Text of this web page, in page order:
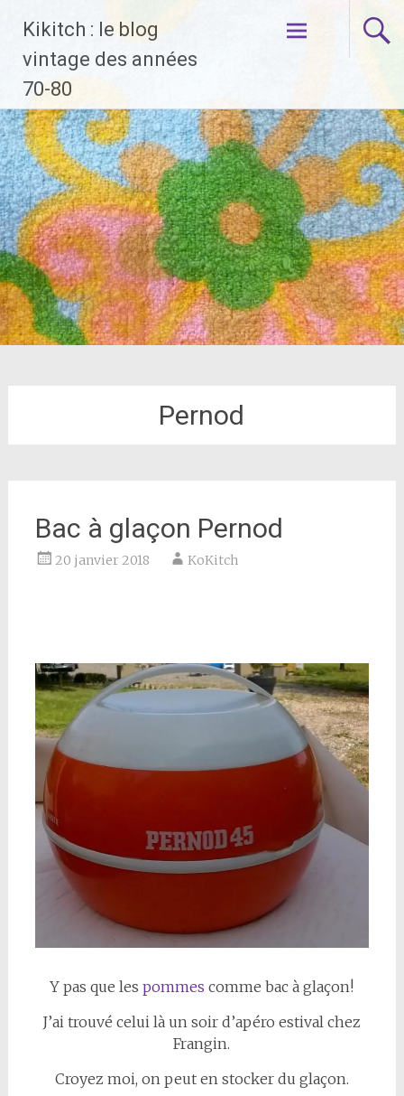
contenu
Kikitch : le blog
vintage des années
70-80
Pernod
Bac à glaçon Pernod
20 janvier 2018 KoKitch
Y pas que lespommes comme bac à glaçon!
J’ai trouvé celui là un soir d’apéro estival chez
Frangin.
Croyez moi, on peut en stocker du glaçon.